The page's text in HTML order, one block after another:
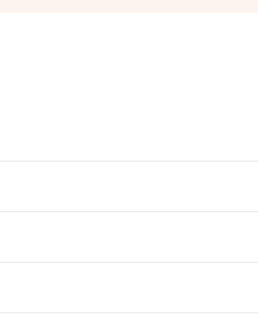
Appartements de Vacances à Sud de la
Appartements de Vacances à Sud de la
Appartements de Vacances à Sud de la